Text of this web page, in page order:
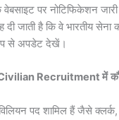
पर नोटिफिकेशन
दी जाती है कि वे भारतीय
से अपडेट देखें।
Recruitmentमें
पद शामिल हैं जैसे